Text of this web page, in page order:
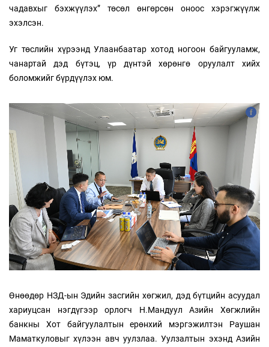
чадавхыг бэхжүүлэх” төсөл өнгөрсөн оноос хэрэгжүүлж
эхэлсэн.
Уг төслийн хүрээнд Улаанбаатар хотод ногоон байгууламж,
чанартай дэд бүтэц, үр дүнтэй хөрөнгө оруулалт хийх
боломжийг бүрдүүлэх юм.
Өнөөдөр НЗД-ын Эдийн засгийн хөгжил, дэд бүтцийн асуудал
хариуцсан нэгдүгээр орлогч Н.Мандуул Азийн Хөгжлийн
банкны Хот байгуулалтын ерөнхий мэргэжилтэн Раушан
Маматкуловыг хүлээн авч уулзлаа. Уулзалтын эхэнд Азийн